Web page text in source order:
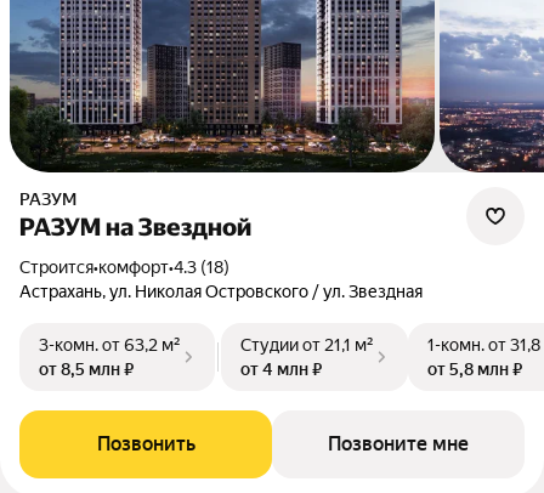
РАЗУМ
РАЗУМ на Звездной
Строится•комфорт•4.3 (18)
Астрахань, ул. Николая Островского / ул. Звездная
3-комн.от 63,2 м²
от 8,5 млн ₽
Студииот 21,1 м²
от 4 млн ₽
1-комн.от
от 5,8 млн ₽
Позвонить Позвоните мне